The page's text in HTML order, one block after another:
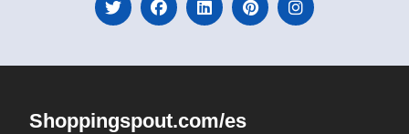
Shoppingspout.com/es